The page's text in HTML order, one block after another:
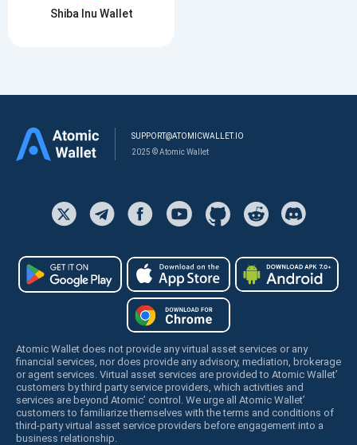
Shiba Inu Wallet
SUPPORT@ATOMICWALLET.IO
2025 © Atomic Wallet
Atomic Wallet does not provide any virtual asset services or any
financial services, nor does provide any advisory, mediation, brokerage
or agent services. Virtual asset services are provided to Atomic Wallet’
customers by third party service providers, which activities and
services are beyond Atomic’ control. We urge all Atomic Wallet’
customers to familiarize themselves with the terms and conditions of
third-party virtual asset service providers before engagement into a
business relationship.